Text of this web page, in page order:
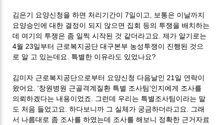
김은기 요양신청을 하면 처리기간이 7일이고, 보통은 이날까지
요양승인에 대한 결정이 되지 않으면 집회 등의 투쟁을 배치하는
데 여기의 투쟁은 좀 일찍 시작된 것 같더라고요. 제가 알기로는
4월 23일부터 근로복지공단 대구본부 농성투쟁이 진행된 것으
로 알 고 있는데요. 특별한 이유라도 있었나요?
김미자 근로복지공단으로부터 요양신청 다음날인 21일 연락이
왔어요. ‘창원병원 근골격계질환 특별 조사팀’인지에게 조사를
의뢰하겠다는 내용이었죠. 그런데 우리는 특별조사팀이라는 말
도 처음 들었고요. 하다보니까 그 실체가 궁금하더라고요. 그래
서 나름대로 좀 조사를 하였는데 조사를 해보니 정확한 근거자료